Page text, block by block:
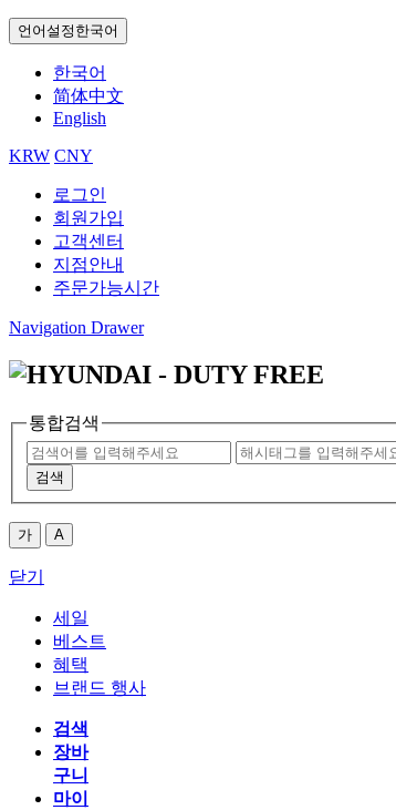
언어설정 한국어
한국어
简体中文
English
KRW CNY
로그인
회원가입
고객센터
지점안내
주문가능시간
Navigation Drawer
통합검색
검색
가 A
닫기
세일
베스트
혜택
브랜드 행사
검색
장바
구니
마이